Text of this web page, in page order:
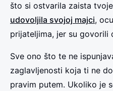
što si ostvarila zaista
udovoljila svojoj majci,
prijateljima, jer su govorili
Sve ono što te ne
zaglavljenosti koja ti ne
pravim putem. Ukoliko je